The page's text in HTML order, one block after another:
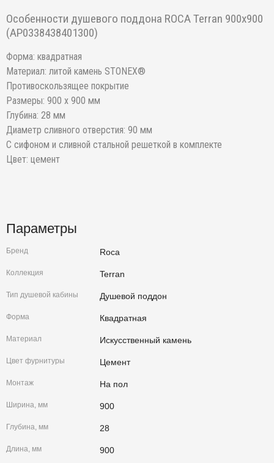
Особенности душевого поддона ROCA Terran 900х900
(AP0338438401300)
Форма: квадратная
Материал: литой камень STONEX®
Противоскользящее покрытие
Размеры: 900 x 900 мм
Глубина: 28 мм
Диаметр сливного отверстия: 90 мм
С сифоном и сливной стальной решеткой в комплекте
Цвет: цемент
Параметры
Бренд Roca
Коллекция Terran
Тип душевой кабины Душевой поддон
Форма Квадратная
Материал Искусственный камень
Цвет фурнитуры Цемент
Монтаж На пол
Ширина, мм 900
Глубина, мм 28
Длина, мм 900